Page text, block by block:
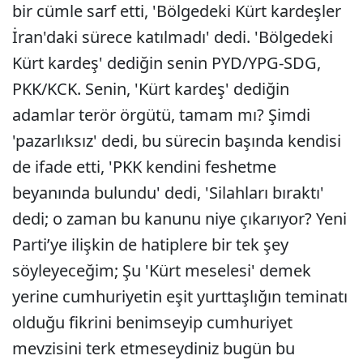
bir cümle sarf etti, 'Bölgedeki Kürt kardeşler
İran'daki sürece katılmadı' dedi. 'Bölgedeki
Kürt kardeş' dediğin senin PYD/YPG-SDG,
PKK/KCK. Senin, 'Kürt kardeş' dediğin
adamlar terör örgütü, tamam mı? Şimdi
'pazarlıksız' dedi, bu sürecin başında kendisi
de ifade etti, 'PKK kendini feshetme
beyanında bulundu' dedi, 'Silahları bıraktı'
dedi; o zaman bu kanunu niye çıkarıyor? Yeni
Parti’ye ilişkin de hatiplere bir tek şey
söyleyeceğim; Şu 'Kürt meselesi' demek
yerine cumhuriyetin eşit yurttaşlığın teminatı
olduğu fikrini benimseyip cumhuriyet
mevzisini terk etmeseydiniz bugün bu